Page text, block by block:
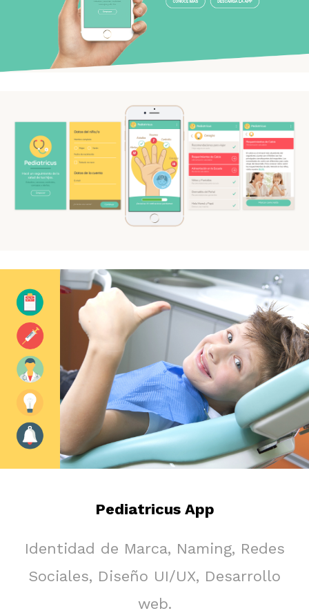
Pediatricus App
Identidad de Marca, Naming, Redes
Sociales, Diseño UI/UX, Desarrollo
web.